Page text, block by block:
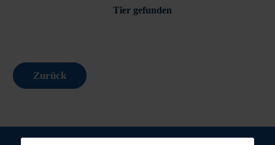
Tier gefunden
Zurück